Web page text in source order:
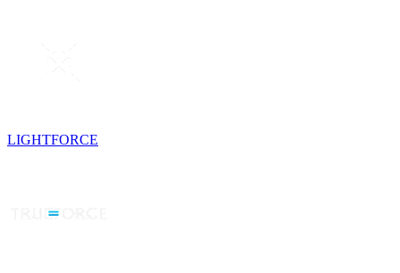
LIGHTFORCE